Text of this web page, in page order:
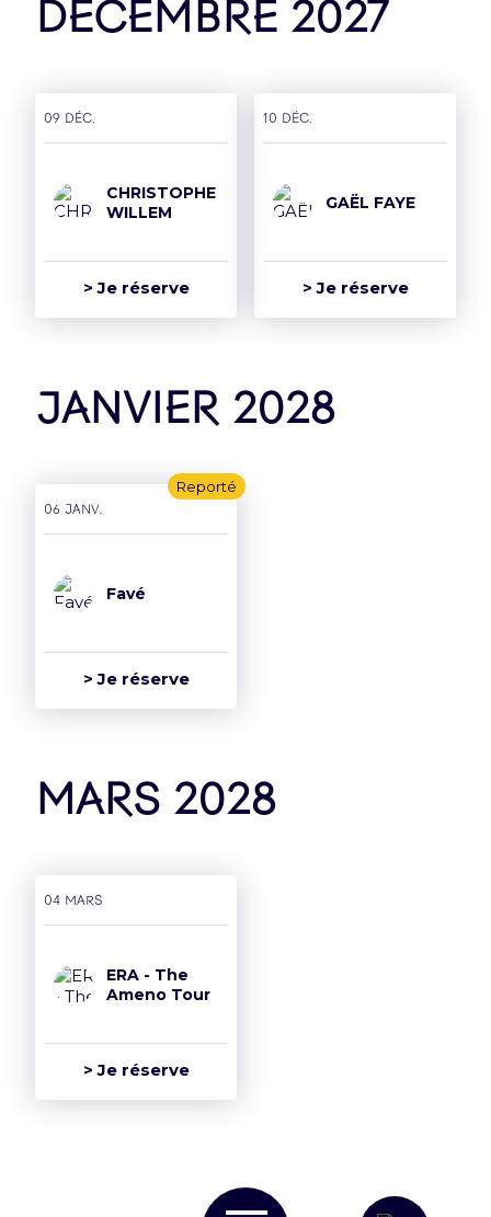
décembre 2027
09 déc.
CHRISTOPHE
WILLEM
> Je réserve
10 déc.
GAËL FAYE
> Je réserve
janvier 2028
Reporté
06 janv.
Favé
> Je réserve
mars 2028
04 mars
ERA - The
Ameno Tour
> Je réserve